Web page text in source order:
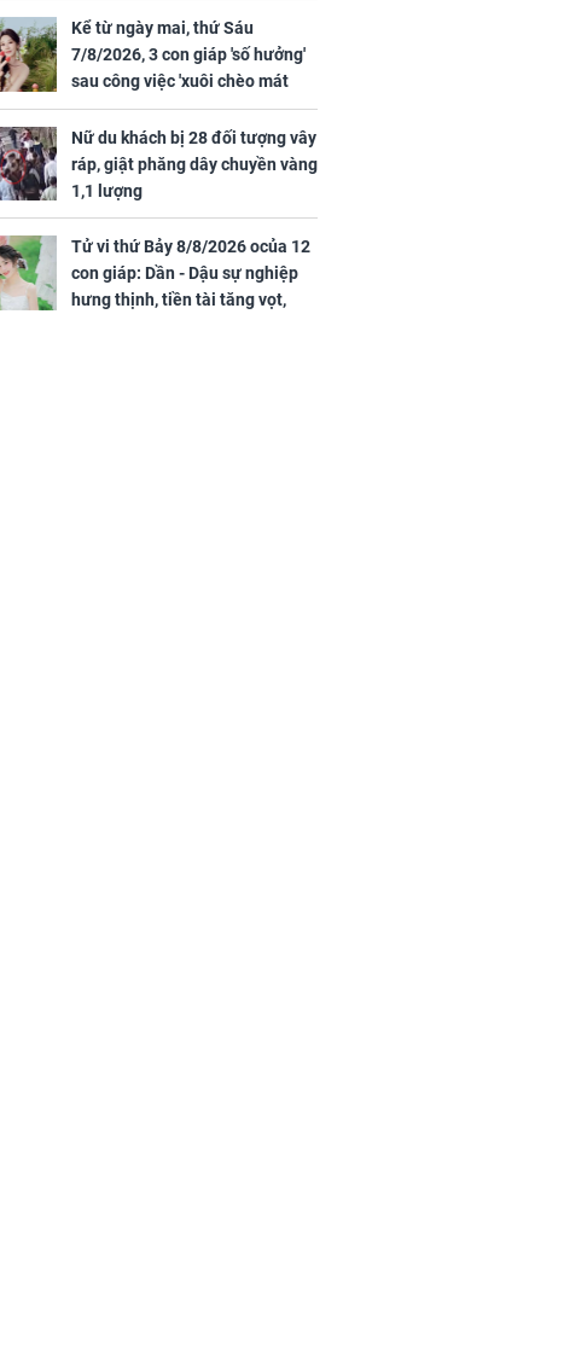
đồn thay tim,
chứng minh sức
Kể từ ngày mai, thứ Sáu
7/8/2026, 3 con giáp 'số hưởng'
sau công việc 'xuôi chèo mát
mái', tiền tài 'thu về như nước',
tình duyên viên mãn
Nữ du khách bị 28 đối tượng vây
ráp, giật phăng dây chuyền vàng
1,1 lượng
Tử vi thứ Bảy 8/8/2026 ocủa 12
con giáp: Dần - Dậu sự nghiệp
hưng thịnh, tiền tài tăng vọt,